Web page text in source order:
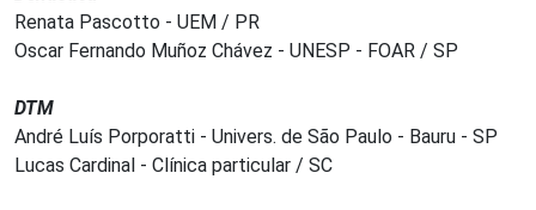
Renata Pascotto - UEM / PR
Oscar Fernando Muñoz Chávez - UNESP - FOAR / SP
DTM
André Luís Porporatti - Univers. de São Paulo - Bauru - SP
Lucas Cardinal - Clínica particular / SC